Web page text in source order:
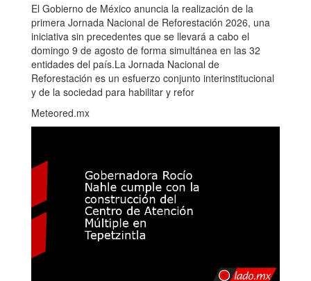
El Gobierno de México anuncia la realización de la
primera Jornada Nacional de Reforestación 2026, una
iniciativa sin precedentes que se llevará a cabo el
domingo 9 de agosto de forma simultánea en las 32
entidades del país.La Jornada Nacional de
Reforestación es un esfuerzo conjunto interinstitucional
y de la sociedad para habilitar y refor
Meteored.mx